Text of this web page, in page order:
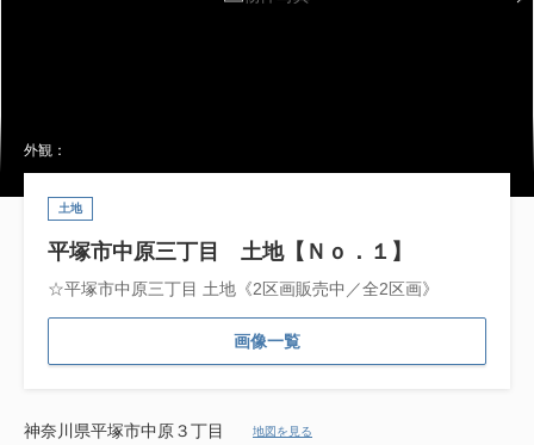
土地
平塚市中原三丁目 土地【Ｎｏ．１】
☆平塚市中原三丁目 土地《2区画販売中／全2区画》
画像一覧
外観：
神奈川県平塚市中原３丁目 地図を見る